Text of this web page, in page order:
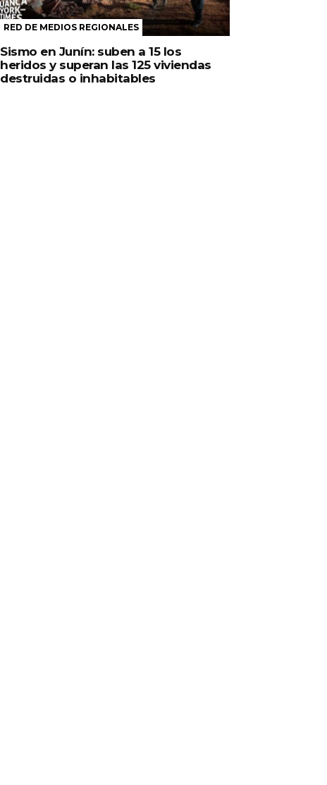
RED DE MEDIOS REGIONALES
Sismo en Junín: suben a 15 los
heridos y superan las 125 viviendas
destruidas o inhabitables